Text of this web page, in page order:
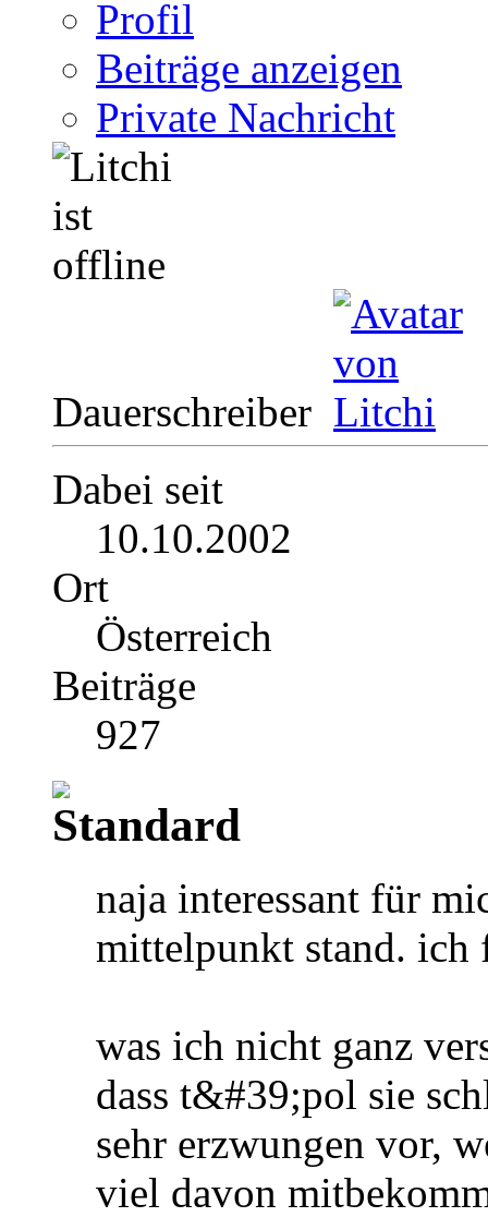
Profil
Beiträge anzeigen
Private Nachricht
Dauerschreiber
Dabei seit
10.10.2002
Ort
Österreich
Beiträge
927
naja interessant für
mittelpunkt stand. ich
was ich nicht ganz
dass t&#39;pol sie
sehr erzwungen vor,
viel davon